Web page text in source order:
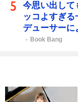
今思い出し
ッコよすぎ
デューサー
Book Bang